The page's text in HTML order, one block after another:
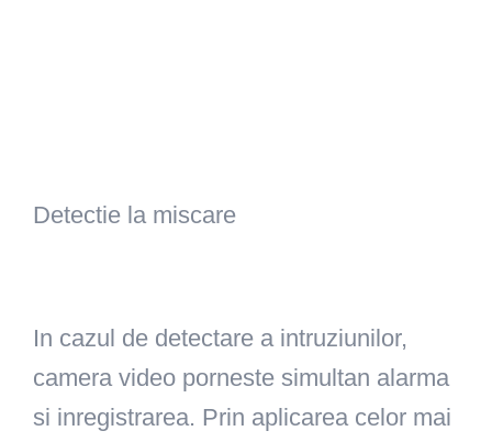
Detectie la miscare
In cazul de detectare a intruziunilor,
camera video porneste simultan alarma
si inregistrarea. Prin aplicarea celor mai